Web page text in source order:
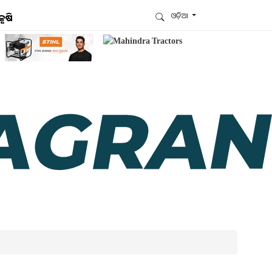
ଓଡ଼ିଆ
ଆମେ ହ୍ବାଟ୍ସଆପ୍‌ରେ ଅଛୁ ! ଆମ ହ୍ବାଟ୍ସଆପ ଗ୍ରୁପରେ
ଯୋଗଦିଅନ୍ତୁ ଏବଂ ଆପଙ୍କୁ ଆବଶ୍ୟକ ହେଉଥିବା ସବୁ
ଅପଡେଟ୍‌ ପାଆନ୍ତୁ ପ୍ରତିଦିନ ।
ହ୍ବାଟ୍ସଆପରେ ଜଏନ କରନ୍ତୁ